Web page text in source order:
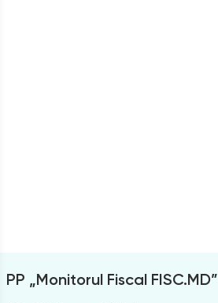
PP „Monitorul Fiscal FISC.MD”